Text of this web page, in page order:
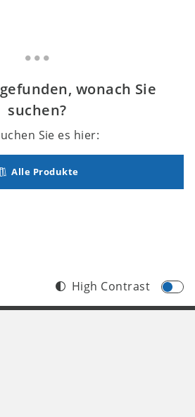
wonach Sie
suchen?
Sie es hier:
Alle Produkte
High Contrast